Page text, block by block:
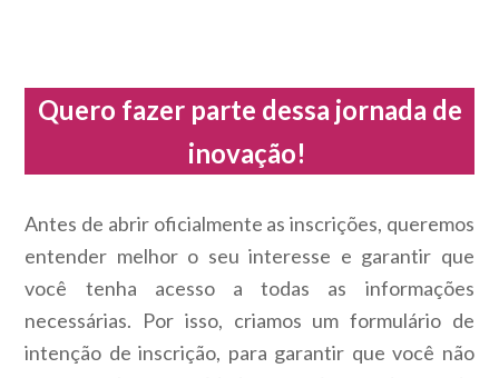
Quero fazer parte dessa jornada de
inovação!
Antes de abrir oficialmente as inscrições, queremos
entender melhor o seu interesse e garantir que
você tenha acesso a todas as informações
necessárias. Por isso, criamos um formulário de
intenção de inscrição, para garantir que você não